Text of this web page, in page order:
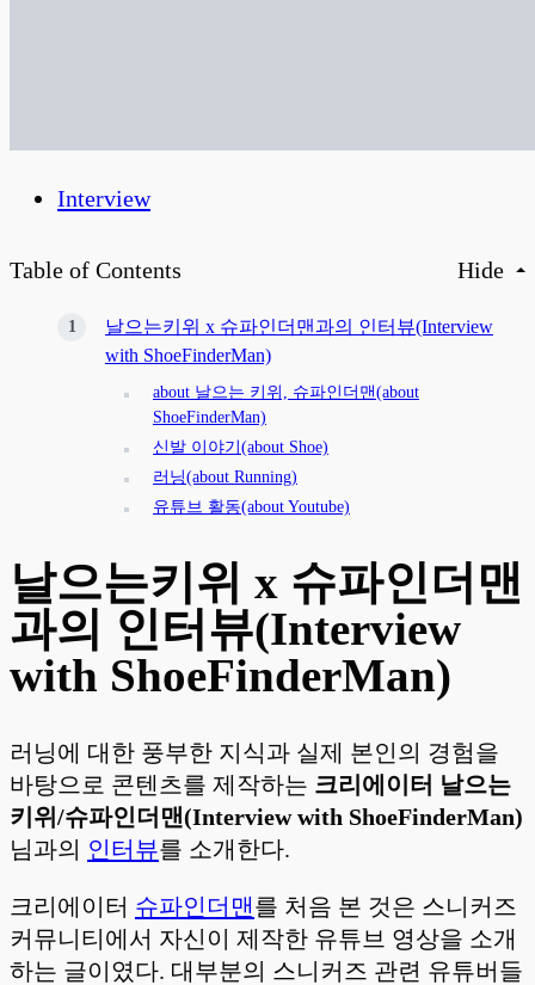
Interview
Table of Contents Hide
날으는키위 x 슈파인더맨과의 인터뷰(Interview
with ShoeFinderMan)
about 날으는 키위, 슈파인더맨(about
ShoeFinderMan)
신발 이야기(about Shoe)
러닝(about Running)
유튜브 활동(about Youtube)
날으는키위 x 슈파인더맨
과의 인터뷰(Interview
with ShoeFinderMan)
러닝에 대한 풍부한 지식과 실제 본인의 경험을
바탕으로 콘텐츠를 제작하는 크리에이터 날으는
키위/슈파인더맨(Interview with ShoeFinderMan)
님과의 인터뷰를 소개한다.
크리에이터 슈파인더맨를 처음 본 것은 스니커즈
커뮤니티에서 자신이 제작한 유튜브 영상을 소개
하는 글이였다. 대부분의 스니커즈 관련 유튜버들